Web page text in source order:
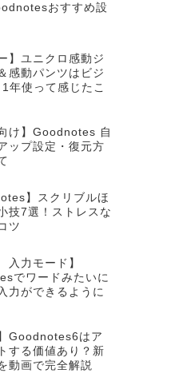
おすすめ設
】ユニクロ感動ジ
感動パンツはビジ
年使って感じたこ
け】Goodnotes 自
ップ設定・復元方
】スクリブルほ
技7選！ストレスな
ツ
入力モード】
でワードみたいに
力ができるように
Goodnotes6はア
する価値あり？新
動画で完全解説